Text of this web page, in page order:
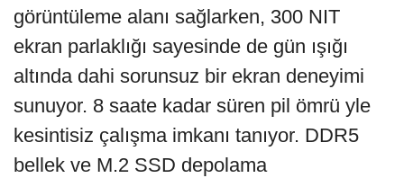
görüntüleme alanı sağlarken, 300 NIT
ekran parlaklığı sayesinde de gün ışığı
altında dahi sorunsuz bir ekran deneyimi
sunuyor. 8 saate kadar süren pil ömrü yle
kesintisiz çalışma imkanı tanıyor. DDR5
bellek ve M.2 SSD depolama